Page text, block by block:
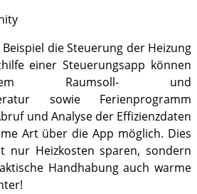
die Steuerung der Heizung
einer Steuerungsapp können
Raumsoll- und
sowie Ferienprogramm
und Analyse der Effizienzdaten
Art über die App möglich. Dies
nur Heizkosten sparen, sondern
Handhabung auch warme